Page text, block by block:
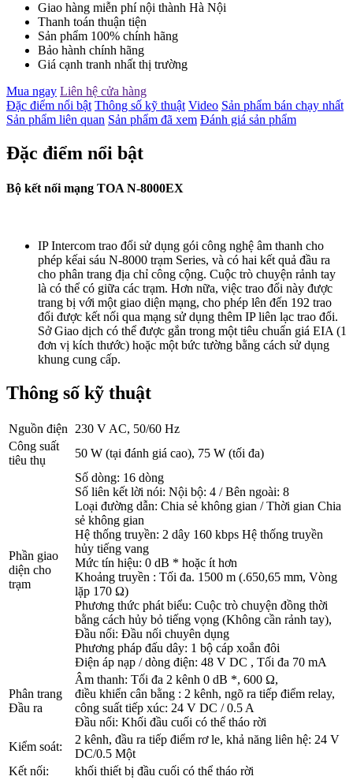
Giao hàng miễn phí nội thành Hà Nội
Thanh toán thuận tiện
Sản phẩm 100% chính hãng
Bảo hành chính hãng
Giá cạnh tranh nhất thị trường
Mua ngay Liên hệ cửa hàng
Đặc điểm nổi bật Thông số kỹ thuật Video Sản phẩm bán chạy nhất
Sản phẩm liên quan Sản phẩm đã xem Đánh giá sản phẩm
Đặc điểm nổi bật
Bộ kết nối mạng TOA N-8000EX
IP Intercom trao đổi sử dụng gói công nghệ âm thanh cho
phép kếai sáu N-8000 trạm Series, và có hai kết quả đầu ra
cho phân trang địa chỉ công cộng. Cuộc trò chuyện rảnh tay
là có thể có giữa các trạm. Hơn nữa, việc trao đổi này được
trang bị với một giao diện mạng, cho phép lên đến 192 trao
đổi được kết nối qua mạng sử dụng thêm IP liên lạc trao đổi.
Sở Giao dịch có thể được gắn trong một tiêu chuẩn giá EIA (1
đơn vị kích thước) hoặc một bức tường bằng cách sử dụng
khung cung cấp.
Thông số kỹ thuật
Nguồn điện
230 V AC, 50/60 Hz
Công suất
tiêu thụ
50 W (tại đánh giá cao), 75 W (tối đa)
Phần giao
diện cho
trạm
Số dòng: 16 dòng
Số liên kết lời nói: Nội bộ: 4 / Bên ngoài: 8
Loại đường dẫn: Chia sẻ không gian / Thời gian Chia
sẻ không gian
Hệ thống truyền: 2 dây 160 kbps Hệ thống truyền
hủy tiếng vang
Mức tín hiệu: 0 dB * hoặc ít hơn
Khoảng truyền : Tối đa. 1500 m (.650,65 mm, Vòng
lặp 170 Ω)
Phương thức phát biểu: Cuộc trò chuyện đồng thời
bằng cách hủy bỏ tiếng vọng (Không cần rảnh tay),
Đầu nối: Đầu nối chuyên dụng
Phương pháp đấu dây: 1 bộ cáp xoắn đôi
Điện áp nạp / dòng điện: 48 V DC , Tối đa 70 mA
Phân trang
Đầu ra
Âm thanh: Tối đa 2 kênh 0 dB *, 600 Ω,
điều khiển cân bằng : 2 kênh, ngõ ra tiếp điểm relay,
công suất tiếp xúc: 24 V DC / 0.5 A
Đầu nối: Khối đầu cuối có thể tháo rời
Kiểm soát:
2 kênh, đầu ra tiếp điểm rơ le, khả năng liên hệ: 24 V
DC/0.5 Một
Kết nối:
khối thiết bị đầu cuối có thể tháo rời